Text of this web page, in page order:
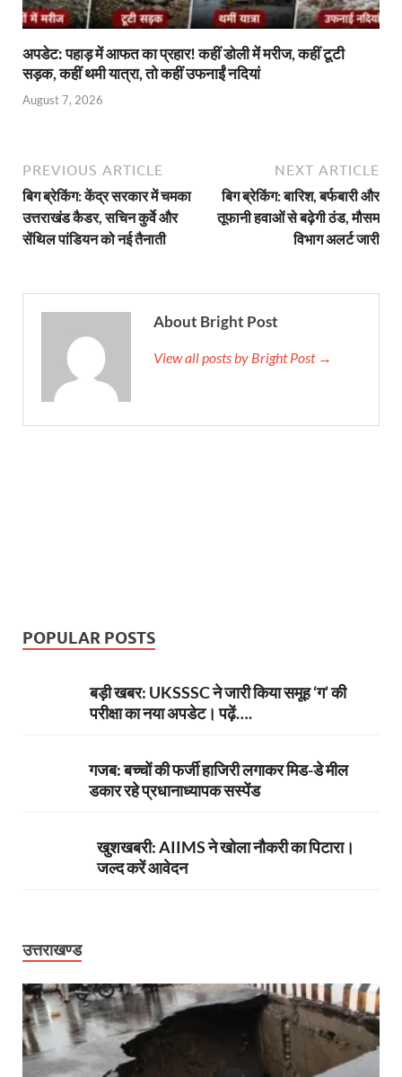
अपडेट: पहाड़ में आफत का प्रहार! कहीं डोली में मरीज, कहीं टूटी
सड़क, कहीं थमी यात्रा, तो कहीं उफनाईं नदियां
August 7, 2026
PREVIOUS ARTICLE
बिग ब्रेकिंग: केंद्र सरकार में चमका
उत्तराखंड कैडर, सचिन कुर्वे और
सेंथिल पांडियन को नई तैनाती
NEXT ARTICLE
बिग ब्रेकिंग: बारिश, बर्फबारी और
तूफानी हवाओं से बढ़ेगी ठंड, मौसम
विभाग अलर्ट जारी
About Bright Post
View all posts by Bright Post →
POPULAR POSTS
बड़ी खबर: UKSSSC ने जारी किया समूह ‘ग’ की
परीक्षा का नया अपडेट। पढ़ें….
गजब: बच्चों की फर्जी हाजिरी लगाकर मिड-डे मील
डकार रहे प्रधानाध्यापक सस्पेंड
खुशखबरी: AIIMS ने खोला नौकरी का पिटारा।
जल्द करें आवेदन
उत्तराखण्ड